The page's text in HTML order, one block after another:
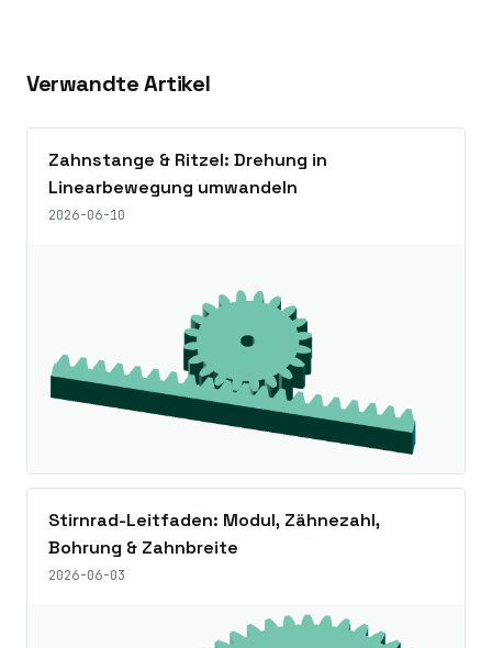
Verwandte Artikel
Zahnstange & Ritzel: Drehung in
Linearbewegung umwandeln
2026-06-10
Stirnrad-Leitfaden: Modul, Zähnezahl,
Bohrung & Zahnbreite
2026-06-03